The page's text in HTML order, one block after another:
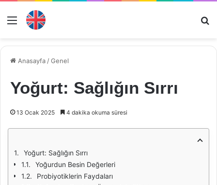
Menü
Anasayfa /Genel
Yoğurt: Sağlığın Sırrı
13 Ocak 2025 4 dakika okuma süresi
Yoğurt: Sağlığın Sırrı
Yoğurdun Besin Değerleri
Probiyotiklerin Faydaları